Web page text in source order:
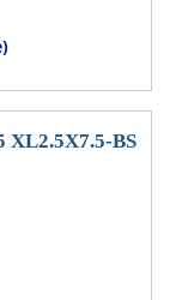
XL2.5X7.5-BS